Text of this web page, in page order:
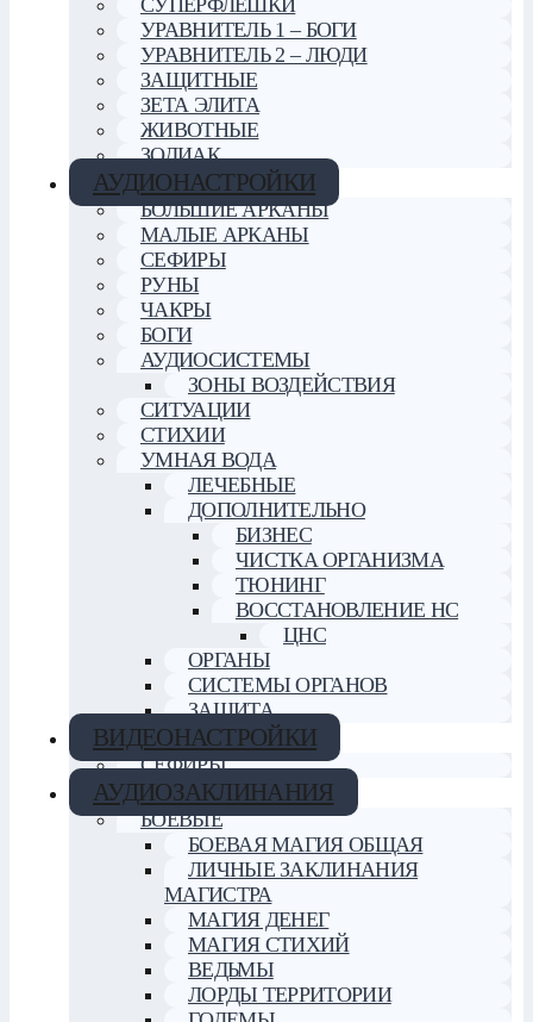
СУПЕРФЛЕШКИ
УРАВНИТЕЛЬ 1 – БОГИ
УРАВНИТЕЛЬ 2 – ЛЮДИ
ЗАЩИТНЫЕ
ЗЕТА ЭЛИТА
ЖИВОТНЫЕ
ЗОДИАК
АУДИОНАСТРОЙКИ
БОЛЬШИЕ АРКАНЫ
МАЛЫЕ АРКАНЫ
СЕФИРЫ
РУНЫ
ЧАКРЫ
БОГИ
АУДИОСИСТЕМЫ
ЗОНЫ ВОЗДЕЙСТВИЯ
СИТУАЦИИ
СТИХИИ
УМНАЯ ВОДА
ЛЕЧЕБНЫЕ
ДОПОЛНИТЕЛЬНО
БИЗНЕС
ЧИСТКА ОРГАНИЗМА
ТЮНИНГ
ВОССТАНОВЛЕНИЕ НС
ЦНС
ОРГАНЫ
СИСТЕМЫ ОРГАНОВ
ЗАЩИТА
ВИДЕОНАСТРОЙКИ
СЕФИРЫ
АУДИОЗАКЛИНАНИЯ
БОЕВЫЕ
БОЕВАЯ МАГИЯ ОБЩАЯ
ЛИЧНЫЕ ЗАКЛИНАНИЯ
МАГИСТРА
МАГИЯ ДЕНЕГ
МАГИЯ СТИХИЙ
ВЕДЬМЫ
ЛОРДЫ ТЕРРИТОРИИ